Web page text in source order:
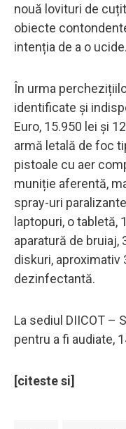
nouă lovituri de
obiecte
intenția de a o ucide.
În urma
identificate și
Euro, 15.950 lei și
armă letală de foc
pistoale cu aer
muniție aferentă,
spray-uri
laptopuri, o tabletă,
aparatură de bruiaj,
diskuri,
dezinfectantă.
La sediul DIICOT –
pentru a fi audiate,
[citeste si]